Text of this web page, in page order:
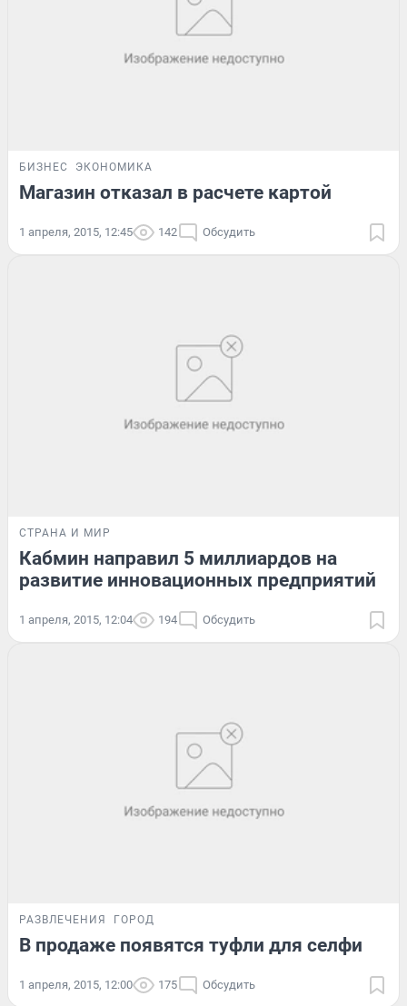
БИЗНЕС ЭКОНОМИКА
Магазин отказал в расчете картой
1 апреля, 2015, 12:45 142 Обсудить
СТРАНА И МИР
Кабмин направил 5 миллиардов на
развитие инновационных предприятий
1 апреля, 2015, 12:04 194 Обсудить
РАЗВЛЕЧЕНИЯ ГОРОД
В продаже появятся туфли для селфи
1 апреля, 2015, 12:00 175 Обсудить